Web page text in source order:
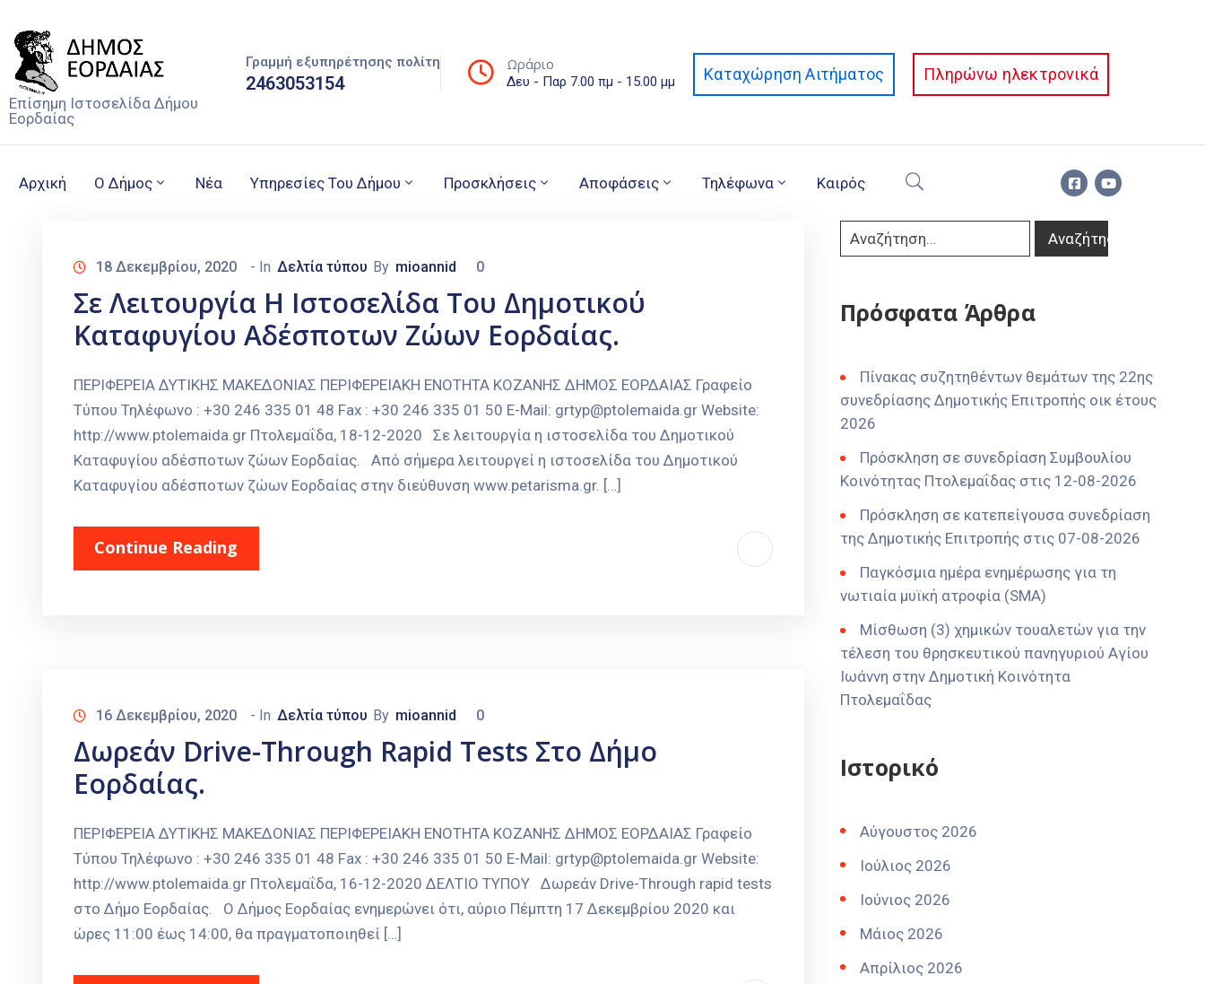
Επίσημη Ιστοσελίδα Δήμου
Εορδαίας
Γραμμή εξυπηρέτησης πολίτη
2463053154
Ωράριο
Δευ - Παρ 7.00 πμ - 15.00 μμ Καταχώρηση Αιτήματος Πληρώνω ηλεκτρονικά
Αρχική Ο Δήμος Νέα Υπηρεσίες Του Δήμου Προσκλήσεις Αποφάσεις Τηλέφωνα Καιρός
18 Δεκεμβρίου, 2020 - In Δελτία τύπου By mioannid 0
Σε Λειτουργία Η Ιστοσελίδα Του Δημοτικού
Καταφυγίου Αδέσποτων Ζώων Εορδαίας.
ΠΕΡΙΦΕΡΕΙΑ ΔΥΤΙΚΗΣ ΜΑΚΕΔΟΝΙΑΣ ΠΕΡΙΦΕΡΕΙΑΚΗ ΕΝΟΤΗΤΑ ΚΟΖΑΝΗΣ ΔΗΜΟΣ ΕΟΡΔΑΙΑΣ Γραφείο
Τύπου Τηλέφωνο : +30 246 335 01 48 Fax : +30 246 335 01 50 E-Mail: grtyp@ptolemaida.gr Website:
http://www.ptolemaida.gr Πτολεμαΐδα, 18-12-2020 Σε λειτουργία η ιστοσελίδα του Δημοτικού
Καταφυγίου αδέσποτων ζώων Εορδαίας. Από σήμερα λειτουργεί η ιστοσελίδα του Δημοτικού
Καταφυγίου αδέσποτων ζώων Εορδαίας στην διεύθυνση www.petarisma.gr. […]
Continue Reading
16 Δεκεμβρίου, 2020 - In Δελτία τύπου By mioannid 0
Δωρεάν Drive-Through Rapid Tests Στο Δήμο
Εορδαίας.
ΠΕΡΙΦΕΡΕΙΑ ΔΥΤΙΚΗΣ ΜΑΚΕΔΟΝΙΑΣ ΠΕΡΙΦΕΡΕΙΑΚΗ ΕΝΟΤΗΤΑ ΚΟΖΑΝΗΣ ΔΗΜΟΣ ΕΟΡΔΑΙΑΣ Γραφείο
Τύπου Τηλέφωνο : +30 246 335 01 48 Fax : +30 246 335 01 50 E-Mail: grtyp@ptolemaida.gr Website:
http://www.ptolemaida.gr Πτολεμαΐδα, 16-12-2020 ΔΕΛΤΙΟ ΤΥΠΟΥ Δωρεάν Drive-Through rapid tests
στο Δήμο Εορδαίας. Ο Δήμος Εορδαίας ενημερώνει ότι, αύριο Πέμπτη 17 Δεκεμβρίου 2020 και
ώρες 11:00 έως 14:00, θα πραγματοποιηθεί […]
Πρόσφατα Άρθρα
Πίνακας συζητηθέντων θεμάτων της 22ης
συνεδρίασης Δημοτικής Επιτροπής οικ έτους
2026
Πρόσκληση σε συνεδρίαση Συμβουλίου
Κοινότητας Πτολεμαΐδας στις 12-08-2026
Πρόσκληση σε κατεπείγουσα συνεδρίαση
της Δημοτικής Επιτροπής στις 07-08-2026
Παγκόσμια ημέρα ενημέρωσης για τη
νωτιαία μυϊκή ατροφία (SMA)
Μίσθωση (3) χημικών τουαλετών για την
τέλεση του θρησκευτικού πανηγυριού Αγίου
Ιωάννη στην Δημοτική Κοινότητα
Πτολεμαΐδας
Ιστορικό
Αύγουστος 2026
Ιούλιος 2026
Ιούνιος 2026
Μάιος 2026
Απρίλιος 2026